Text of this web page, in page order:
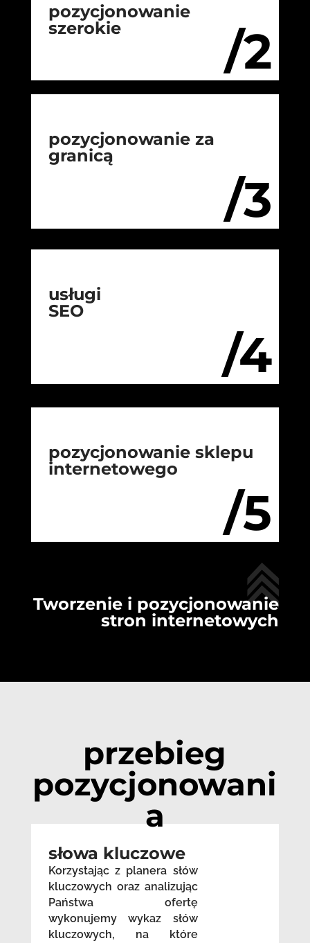
/2
pozycjonowanie
szerokie
/3
pozycjonowanie za
granicą
/4
usługi
SEO
/5
pozycjonowanie sklepu
internetowego
Tworzenie i pozycjonowanie
stron internetowych
przebieg
pozycjonowani
a
słowa kluczowe
Korzystając z planera słów
kluczowych oraz analizując
Państwa ofertę
wykonujemy wykaz słów
kluczowych, na które